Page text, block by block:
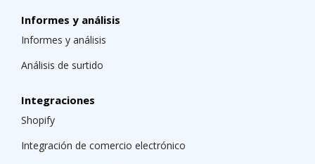
Informes y análisis
Informes y análisis
Análisis de surtido
Integraciones
Shopify
Integración de comercio electrónico